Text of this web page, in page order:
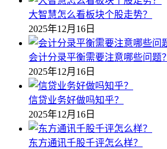
大智慧怎么看板块个股走势？
2025年12月16日
会计分录平衡需要注意哪些问题？
2025年12月16日
信贷业务好做吗知乎？
2025年12月16日
东方通讯千股千评怎么样？